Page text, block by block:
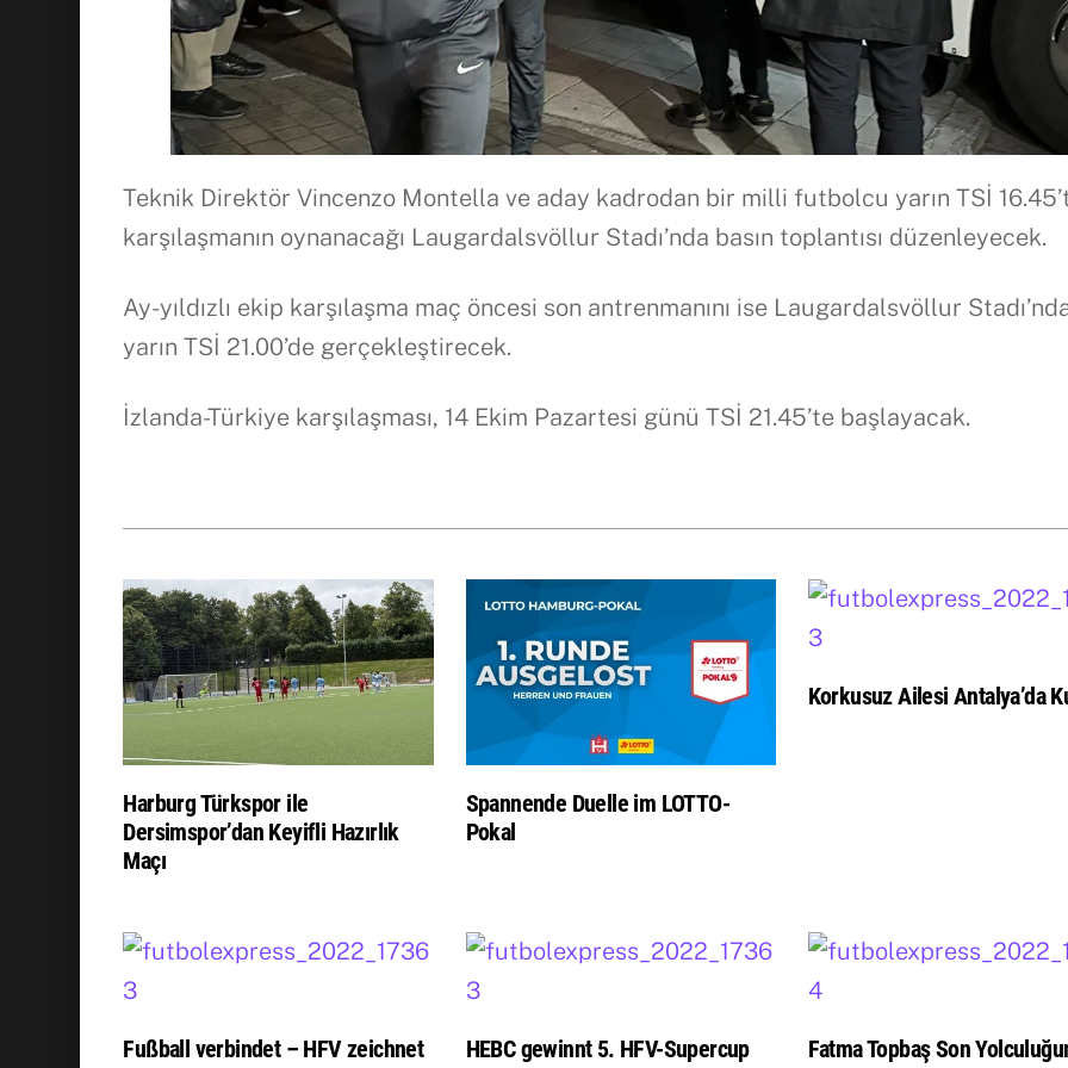
Teknik Direktör Vincenzo Montella ve aday kadrodan bir milli futbolcu yarın TSİ
karşılaşmanın oynanacağı Laugardalsvöllur Stadı’nda basın toplantısı düzenleyecek.
Ay-yıldızlı ekip karşılaşma maç öncesi son antrenmanını ise Laugardalsvöllur
yarın TSİ 21.00’de gerçekleştirecek.
İzlanda-Türkiye karşılaşması, 14 Ekim Pazartesi günü TSİ 21.45’te başlayacak.
Harburg Türkspor ile
Dersimspor’dan Keyifli Hazırlık
Maçı
Spannende Duelle im LOTTO-
Pokal
Korkusuz Ailesi Antalya’da
Fußball verbindet – HFV zeichnet
HEBC gewinnt 5. HFV-Supercup
Fatma Topbaş Son